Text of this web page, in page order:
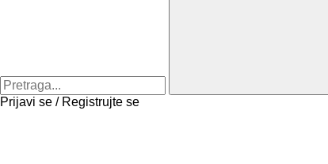
Prijavi se / Registrujte se